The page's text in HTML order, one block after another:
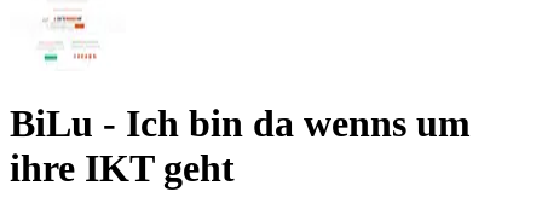
BiLu - Ich bin da wenns um
ihre IKT geht